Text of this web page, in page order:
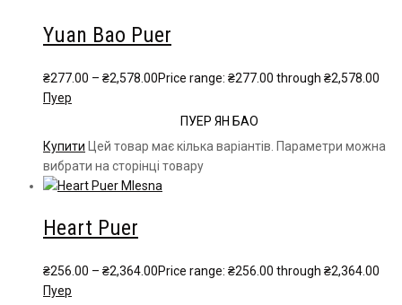
Yuan Bao Puer
₴277.00 – ₴2,578.00Price range: ₴277.00 through ₴2,578.00
Пуер
ПУЕР ЯН БАО
Купити Цей товар має кілька варіантів. Параметри можна
вибрати на сторінці товару
Heart Puer
₴256.00 – ₴2,364.00Price range: ₴256.00 through ₴2,364.00
Пуер